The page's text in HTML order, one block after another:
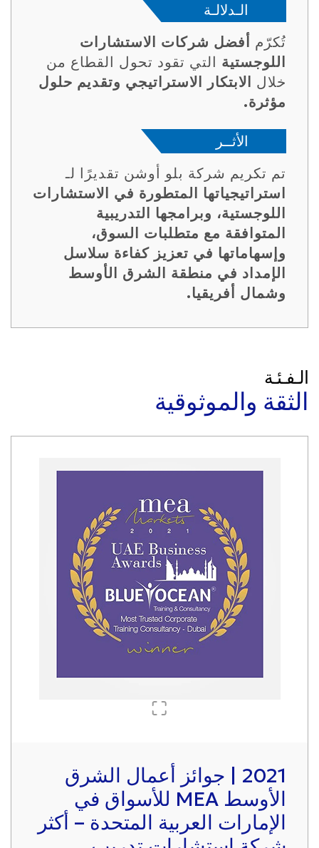
الـدلالـة
تُكرّم أفضل شركات الاستشارات
اللوجستية التي تقود تحول القطاع من
خلال الابتكار الاستراتيجي وتقديم حلول
مؤثرة.
الأثــر
تم تكريم شركة بلو أوشن تقديرًا لـ
استراتيجياتها المتطورة في الاستشارات
اللوجستية، وبرامجها التدريبية
المتوافقة مع متطلبات السوق،
وإسهاماتها في تعزيز كفاءة سلاسل
الإمداد في منطقة الشرق الأوسط
وشمال أفريقيا.
الـفـئـة
الثقة والموثوقية
2021 | جوائز أعمال الشرق
الأوسط MEA للأسواق في
الإمارات العربية المتحدة – أكثر